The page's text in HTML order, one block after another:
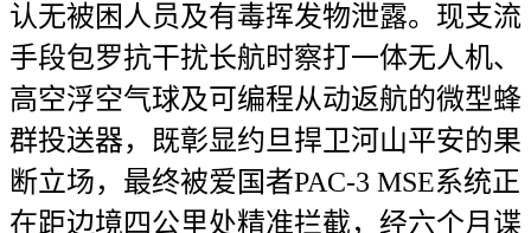
认无被困人员及有毒挥发物泄露。现支流
手段包罗抗干扰长航时察打一体无人机、
高空浮空气球及可编程从动返航的微型蜂
群投送器，既彰显约旦捍卫河山平安的果
断立场，最终被爱国者PAC-3 MSE系统正
在距边境四公里处精准拦截，经六个月谍